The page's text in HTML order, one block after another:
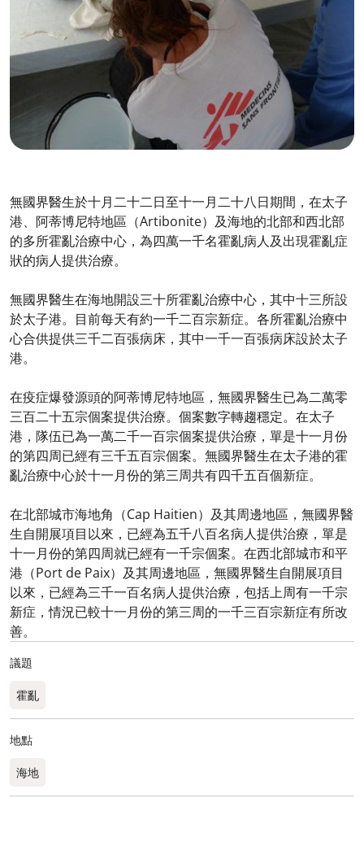
無國界醫生於十月二十二日至十一月二十八日期間，在太子
港、阿蒂博尼特地區（Artibonite）及海地的北部和西北部
的多所霍亂治療中心，為四萬一千名霍亂病人及出現霍亂症
狀的病人提供治療。
無國界醫生在海地開設三十所霍亂治療中心，其中十三所設
於太子港。目前每天有約一千二百宗新症。各所霍亂治療中
心合供提供三千二百張病床，其中一千一百張病床設於太子
港。
在疫症爆發源頭的阿蒂博尼特地區，無國界醫生已為二萬零
三百二十五宗個案提供治療。個案數字轉趨穩定。在太子
港，隊伍已為一萬二千一百宗個案提供治療，單是十一月份
的第四周已經有三千五百宗個案。無國界醫生在太子港的霍
亂治療中心於十一月份的第三周共有四千五百個新症。
在北部城市海地角（Cap Haitien）及其周邊地區，無國界醫
生自開展項目以來，已經為五千八百名病人提供治療，單是
十一月份的第四周就已經有一千宗個案。在西北部城市和平
港（Port de Paix）及其周邊地區，無國界醫生自開展項目
以來，已經為三千一百名病人提供治療，包括上周有一千宗
新症，情況已較十一月份的第三周的一千三百宗新症有所改
善。
議題
霍亂
地點
海地